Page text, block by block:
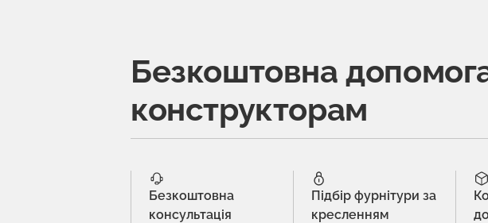
Безкоштовна
конструкторам
Безкоштовна
консультація
Підбір фурнітури за
кресленням